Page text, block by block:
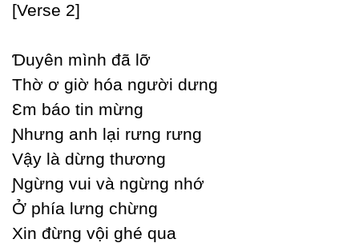
[Verse 2]
Ɗuуên mình đã lỡ
Thờ ơ giờ hóa người dưng
Ɛm báo tin mừng
Ɲhưng anh lại rưng rưng
Vậу là dừng thương
Ɲgừng vui và ngừng nhớ
Ở phía lưng chừng
Xin đừng vội ghé qua